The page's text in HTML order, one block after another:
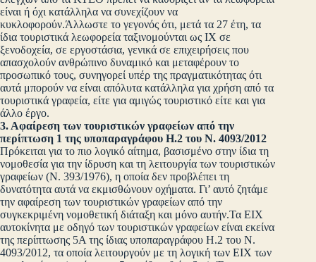
είναι ή όχι κατάλληλα να συνεχίζουν να
κυκλοφορούν.Άλλωστε το γεγονός ότι, μετά τα 27 έτη, τα
ίδια τουριστικά λεωφορεία ταξινομούνται ως ΙΧ σε
ξενοδοχεία, σε εργοστάσια, γενικά σε επιχειρήσεις που
απασχολούν ανθρώπινο δυναμικό και μεταφέρουν το
προσωπικό τους, συνηγορεί υπέρ της πραγματικότητας ότι
αυτά μπορούν να είναι απόλυτα κατάλληλα για χρήση από τα
τουριστικά γραφεία, είτε για αμιγώς τουριστικό είτε και για
άλλο έργο.
3. Αφαίρεση των τουριστικών γραφείων από την
περίπτωση 1 της υποπαραγράφου Η.2 του Ν. 4093/2012
Πρόκειται για το πιο λογικό αίτημα, βασισμένο στην ίδια τη
νομοθεσία για την ίδρυση και τη λειτουργία των τουριστικών
γραφείων (Ν. 393/1976), η οποία δεν προβλέπει τη
δυνατότητα αυτά να εκμισθώνουν οχήματα. Γι’ αυτό ζητάμε
την αφαίρεση των τουριστικών γραφείων από την
συγκεκριμένη νομοθετική διάταξη και μόνο αυτήν.Τα ΕΙΧ
αυτοκίνητα με οδηγό των τουριστικών γραφείων είναι εκείνα
της περίπτωσης 5Α της ίδιας υποπαραγράφου Η.2 του Ν.
4093/2012, τα οποία λειτουργούν με τη λογική των ΕΙΧ των